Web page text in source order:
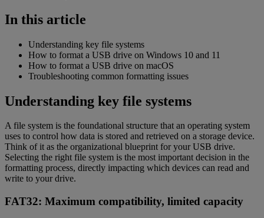
In this article
Understanding key file systems
How to format a USB drive on Windows 10 and 11
How to format a USB drive on macOS
Troubleshooting common formatting issues
Understanding key file systems
A file system is the foundational structure that an operating system
uses to control how data is stored and retrieved on a storage device.
Think of it as the organizational blueprint for your USB drive.
Selecting the right file system is the most important decision in the
formatting process, directly impacting which devices can read and
write to your drive.
FAT32: Maximum compatibility, limited capacity